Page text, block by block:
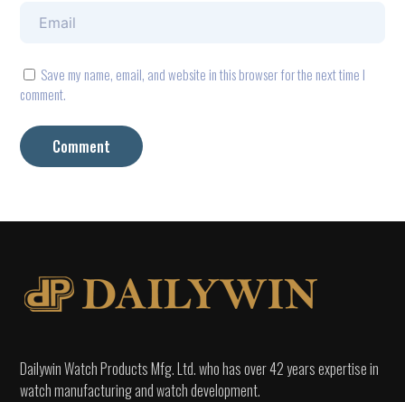
Save my name, email, and website in this browser for the next time I
comment.
Dailywin Watch Products Mfg. Ltd. who has over 42 years expertise in
watch manufacturing and watch development.